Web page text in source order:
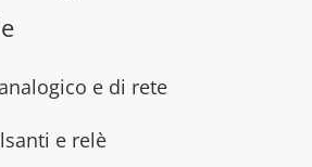
e di rete
e relè